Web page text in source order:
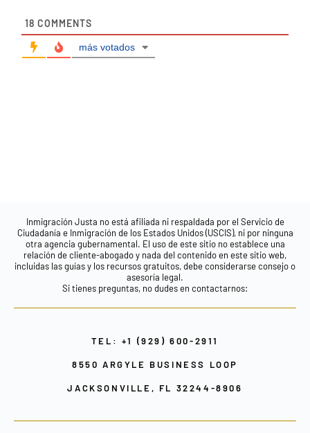
18 COMMENTS
más votados
Inmigración Justa no está afiliada ni respaldada por el Servicio de
Ciudadanía e Inmigración de los Estados Unidos (USCIS), ni por ninguna
otra agencia gubernamental. El uso de este sitio no establece una
relación de cliente-abogado y nada del contenido en este sitio web,
incluidas las guías y los recursos gratuitos, debe considerarse consejo o
asesoría legal.
Si tienes preguntas, no dudes en contactarnos:
TEL: +1 (929) 600-2911
8550 ARGYLE BUSINESS LOOP
JACKSONVILLE, FL 32244-8906